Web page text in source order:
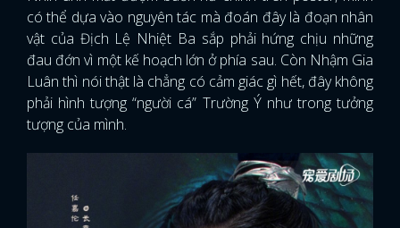
có thể dựa vào nguyên tác mà đoán đây là đoạn nhân
vật của Địch Lệ Nhiệt Ba sắp phải hứng chịu những
đau đớn vì một kế hoạch lớn ở phía sau. Còn Nhậm Gia
Luân thì nói thật là chẳng có cảm giác gì hết, đây không
phải hình tượng “người cá” Trường Ý như trong tưởng
tượng của mình.